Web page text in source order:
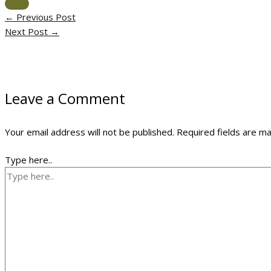
← Previous Post
Next Post →
Leave a Comment
Your email address will not be published. Required fields are
Type here..